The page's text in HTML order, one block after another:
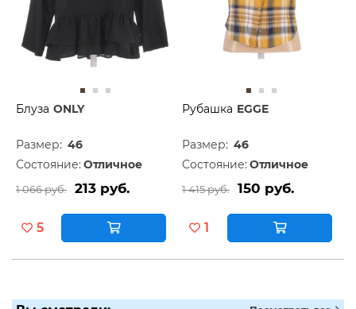
Блуза ONLY
Размер: 46
Состояние: Отличное
1 066 руб. 213 руб.
5
Рубашка EGGE
Размер: 46
Состояние: Отличное
1 415 руб. 150 руб.
1